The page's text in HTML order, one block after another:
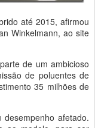
até 2015, afirmou
Winkelmann, ao site
de um ambicioso
de poluentes de
35 milhões de
afetado.